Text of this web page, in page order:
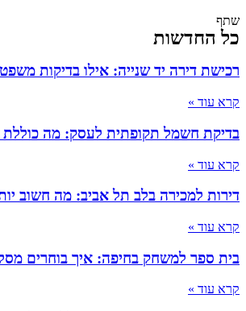
שתף
כל החדשות
רכישת דירה יד שנייה: אילו בדיקות
קרא עוד »
בדיקת חשמל תקופתית לעסק: מה כוללת
קרא עוד »
דירות למכירה בלב תל אביב: מה חשוב
קרא עוד »
בית ספר למשחק בחיפה: איך בוחרים
קרא עוד »